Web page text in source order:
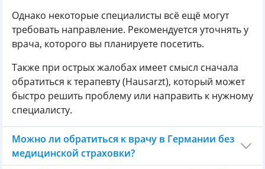
Однако некоторые специалисты всё ещё могут
требовать направление. Рекомендуется уточнять у
врача, которого вы планируете посетить.
Также при острых жалобах имеет смысл сначала
обратиться к терапевту (Hausarzt), который может
быстро решить проблему или направить к нужному
специалисту.
Можно ли обратиться к врачу в Германии без
медицинской страховки?